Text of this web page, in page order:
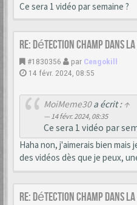
Ce sera 1 vidéo par semaine ?
Re: Détection champ dans
#1830356 par Cengokill
14 févr. 2024, 08:55
MoiMeme30a écrit : ↑
14 févr. 2024, 08:35
Ce sera 1 vidéo par
Haha non, j'aimerais bien mais
des vidéos dès que je peux,
Re: Détection champ dans